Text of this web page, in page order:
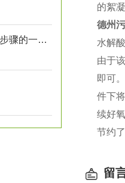
大型医院污水处理设备操作步骤的一般指南
的絮
德州
水解
由于
即可
件下
续好
节约
留